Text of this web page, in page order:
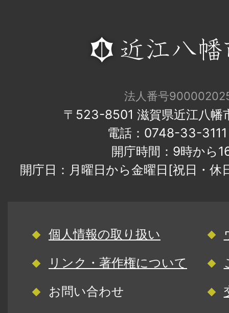
法人番号
〒523-8501 滋賀県近江八幡
電話：0748-33-
開庁時間：9時から
開庁日：月曜日から金曜日[祝日・
個人情報の取り扱い
リンク・著作権について
お問い合わせ